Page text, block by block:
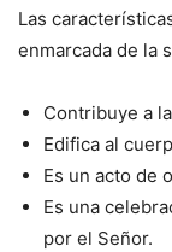
Las
enmarcada de la
Contribuye a
Edifica al
Es un acto de
Es una
por el Señor.